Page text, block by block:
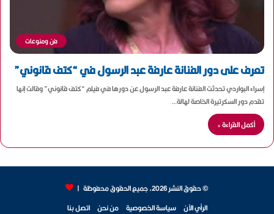
فن ومنوعات
تعرف على دور الفنانة عارفة عبد الرسول في “كتف قانوني”
إسراء البواردي تحدثت الفنانة عارفة عبد الرسول عن دورها في فيلم “كتف قانوني” وقالت إنها
تقدم دور السكرتيرة الخاصة لهالة…
أكمل القراءة »
© حقوق النشر 2026، جميع الحقوق محفوظة |
الرأي الآن سياسة الخصوصية من نحن اتصل بنا